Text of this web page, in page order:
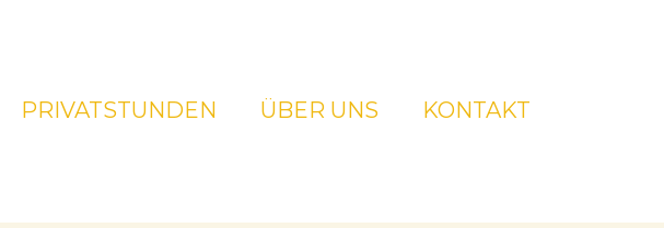
PRIVATSTUNDEN ÜBER UNS KONTAKT